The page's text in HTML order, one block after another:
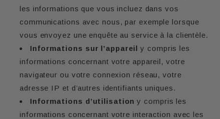
les informations que vous incluez dans vos
communications avec nous, par exemple lorsque
vous envoyez une enquête au service à la clientèle.
Informations sur l’appareil y compris les
informations concernant votre appareil, votre
navigateur ou votre connexion réseau, votre
adresse IP et d’autres identifiants uniques.
Informations d’utilisation y compris les
informations concernant votre interaction avec les